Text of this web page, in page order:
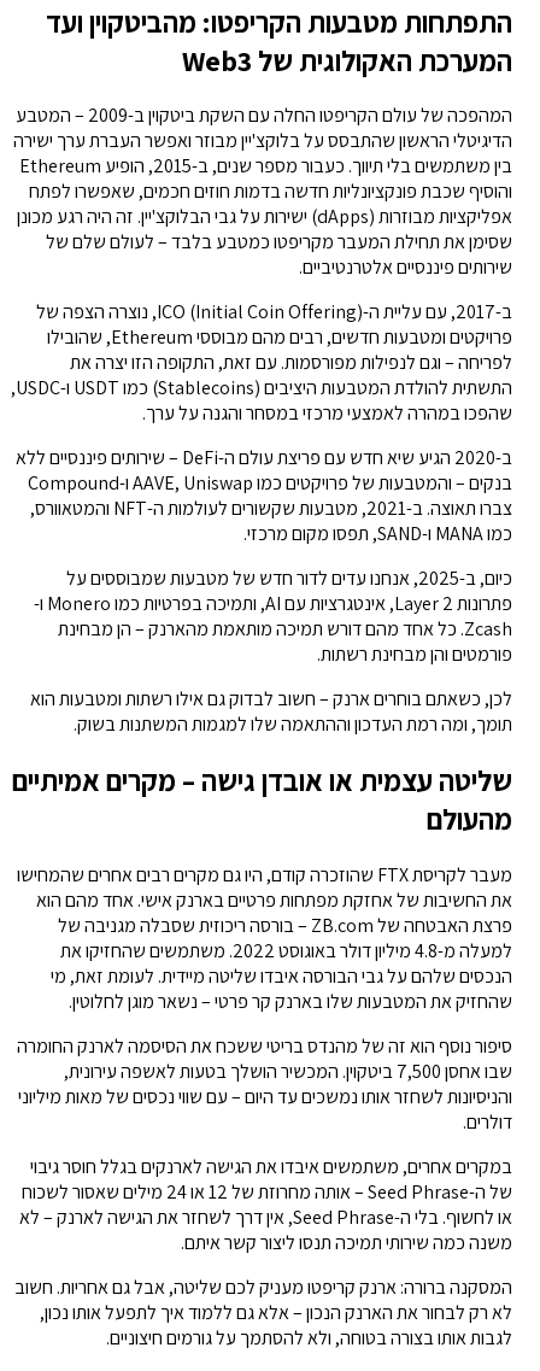
התפתחות מטבעות הקריפטו: מהביטקוין ועד
המערכת האקולוגית של Web3
המהפכה של עולם הקריפטו החלה עם השקת ביטקוין ב-2009 – המטבע
הדיגיטלי הראשון שהתבסס על בלוקצ'יין מבוזר ואפשר העברת ערך ישירה
בין משתמשים בלי תיווך. כעבור מספר שנים, ב-2015, הופיע Ethereum
והוסיף שכבת פונקציונליות חדשה בדמות חוזים חכמים, שאפשרו לפתח
אפליקציות מבוזרות (dApps) ישירות על גבי הבלוקצ'יין. זה היה רגע מכונן
שסימן את תחילת המעבר מקריפטו כמטבע בלבד – לעולם שלם של
שירותים פיננסיים אלטרנטיביים.
ב-2017, עם עליית ה-ICO (Initial Coin Offering), נוצרה הצפה של
פרויקטים ומטבעות חדשים, רבים מהם מבוססי Ethereum, שהובילו
לפריחה – וגם לנפילות מפורסמות. עם זאת, התקופה הזו יצרה את
התשתית להולדת המטבעות היציבים (Stablecoins) כמו USDT ו-USDC,
שהפכו במהרה לאמצעי מרכזי במסחר והגנה על ערך.
ב-2020 הגיע שיא חדש עם פריצת עולם ה-DeFi – שירותים פיננסיים ללא
בנקים – והמטבעות של פרויקטים כמו AAVE, Uniswap ו-Compound
צברו תאוצה. ב-2021, מטבעות שקשורים לעולמות ה-NFT והמטאוורס,
כמו MANA ו-SAND, תפסו מקום מרכזי.
כיום, ב-2025, אנחנו עדים לדור חדש של מטבעות שמבוססים על
פתרונות Layer 2, אינטגרציות עם AI, ותמיכה בפרטיות כמו Monero ו-
Zcash. כל אחד מהם דורש תמיכה מותאמת מהארנק – הן מבחינת
פורמטים והן מבחינת רשתות.
לכן, כשאתם בוחרים ארנק – חשוב לבדוק גם אילו רשתות ומטבעות הוא
תומך, ומה רמת העדכון וההתאמה שלו למגמות המשתנות בשוק.
שליטה עצמית או אובדן גישה – מקרים אמיתיים
מהעולם
מעבר לקריסת FTX שהוזכרה קודם, היו גם מקרים רבים אחרים שהמחישו
את החשיבות של אחזקת מפתחות פרטיים בארנק אישי. אחד מהם הוא
פרצת האבטחה של ZB.com – בורסה ריכוזית שסבלה מגניבה של
למעלה מ-4.8 מיליון דולר באוגוסט 2022. משתמשים שהחזיקו את
הנכסים שלהם על גבי הבורסה איבדו שליטה מיידית. לעומת זאת, מי
שהחזיק את המטבעות שלו בארנק קר פרטי – נשאר מוגן לחלוטין.
סיפור נוסף הוא זה של מהנדס בריטי ששכח את הסיסמה לארנק החומרה
שבו אחסן 7,500 ביטקוין. המכשיר הושלך בטעות לאשפה עירונית,
והניסיונות לשחזר אותו נמשכים עד היום – עם שווי נכסים של מאות מיליוני
דולרים.
במקרים אחרים, משתמשים איבדו את הגישה לארנקים בגלל חוסר גיבוי
של ה-Seed Phrase – אותה מחרוזת של 12 או 24 מילים שאסור לשכוח
או לחשוף. בלי ה-Seed Phrase, אין דרך לשחזר את הגישה לארנק – לא
משנה כמה שירותי תמיכה תנסו ליצור קשר איתם.
המסקנה ברורה: ארנק קריפטו מעניק לכם שליטה, אבל גם אחריות. חשוב
לא רק לבחור את הארנק הנכון – אלא גם ללמוד איך לתפעל אותו נכון,
לגבות אותו בצורה בטוחה, ולא להסתמך על גורמים חיצוניים.